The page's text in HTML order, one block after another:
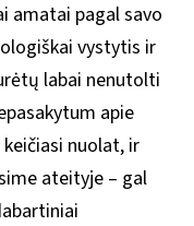
amatai pagal savo
vystytis ir
labai nenutolti
apie
nuolat, ir
ateityje – gal